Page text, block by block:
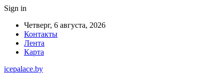
Sign in
Четверг, 6 августа, 2026
Контакты
Лента
Карта
icepalace.by